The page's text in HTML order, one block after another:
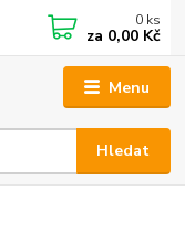
Menu
Hledat
0 ks
za 0,00 Kč